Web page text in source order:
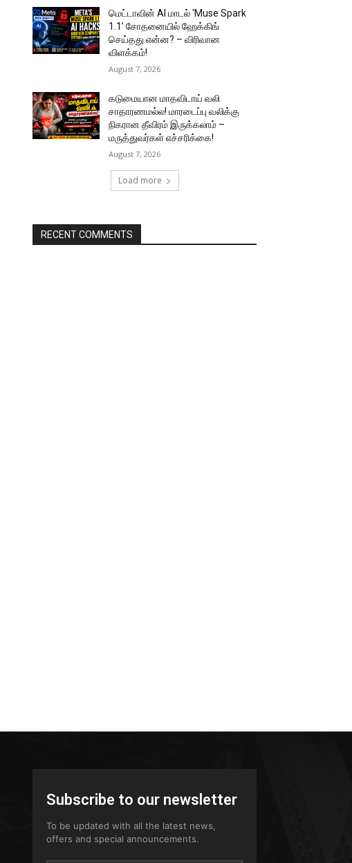
மெட்டாவின் AI மாடல் ‘Muse Spark
1.1’ சோதனையில் ஹேக்கிங்
செய்தது என்ன? – விரிவான
விளக்கம்!
August 7, 2026
கடுமையான மாதவிடாய் வலி
சாதாரணமல்ல! மாரடைப்பு வலிக்கு
நிகரான தீவிரம் இருக்கலாம் –
மருத்துவர்கள் எச்சரிக்கை!
August 7, 2026
Load more
RECENT COMMENTS
Subscribe to our newsletter
To be updated with all the latest news,
offers and special announcements.